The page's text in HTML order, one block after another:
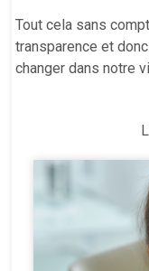
Tout cela sans
transparence et
changer dans notre